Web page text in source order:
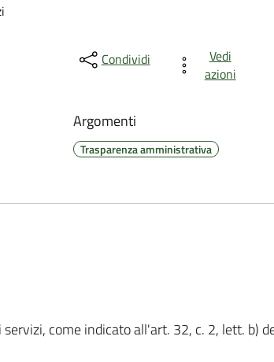
Condividi
Vedi
azioni
Argomenti
Trasparenza amministrativa
come indicato all'art. 32, c. 2, lett. b)